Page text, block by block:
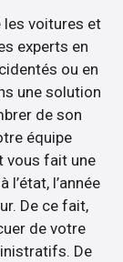
les voitures et
experts en
ou en
une solution
de son
équipe
vous fait une
l’année
De ce fait,
de votre
De